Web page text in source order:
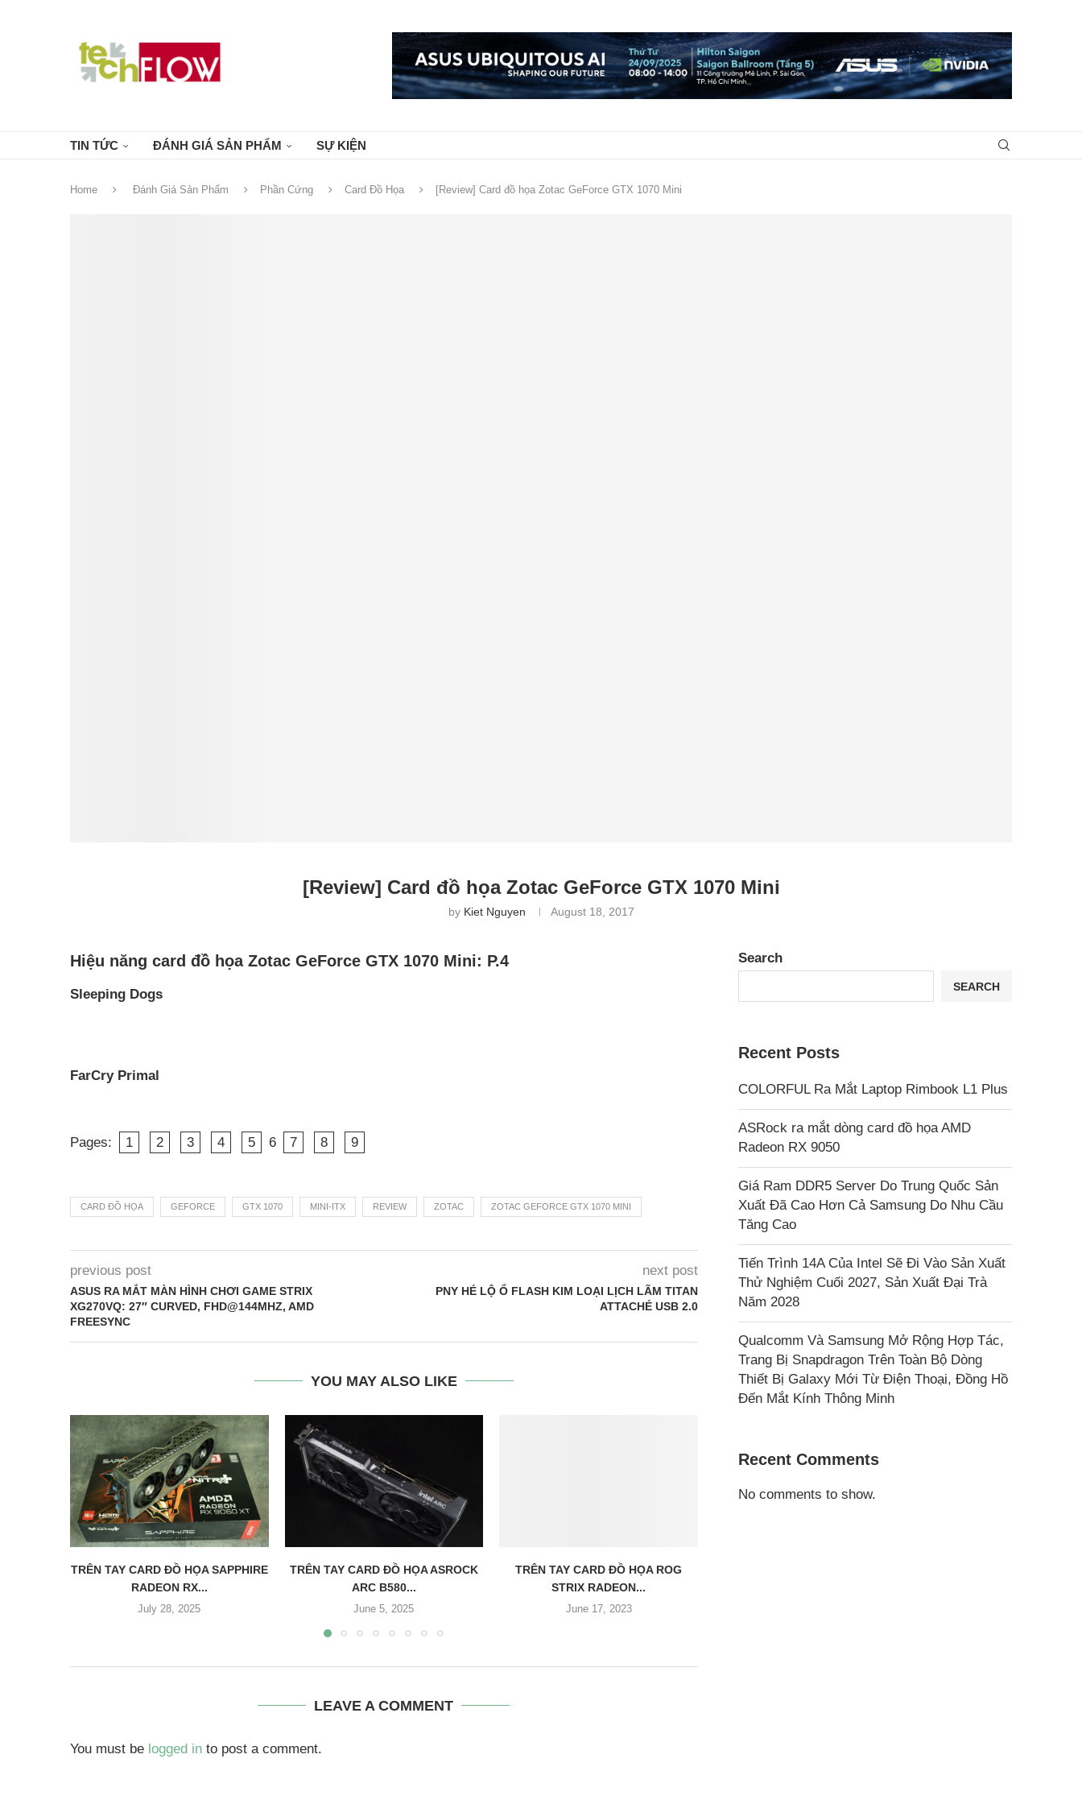
TIN TỨC ĐÁNH GIÁ SẢN PHẨM SỰ KIỆN
Home Đánh Giá Sản Phẩm Phần Cứng Card Đồ Họa [Review] Card đồ họa Zotac GeForce GTX 1070 Mini
[Review] Card đồ họa Zotac GeForce GTX 1070 Mini
by Kiet Nguyen August 18, 2017
Hiệu năng card đồ họa Zotac GeForce GTX 1070 Mini: P.4
Sleeping Dogs
FarCry Primal
Pages: 1 2 3 4 5 6 7 8 9
CARD ĐỒ HỌA GEFORCE GTX 1070 MINI-ITX REVIEW ZOTAC ZOTAC GEFORCE GTX 1070 MINI
previous post
ASUS RA MẮT MÀN HÌNH CHƠI GAME STRIX
XG270VQ: 27″ CURVED, FHD@144MHZ, AMD
FREESYNC
next post
PNY HÉ LỘ Ổ FLASH KIM LOẠI LỊCH LÃM TITAN
ATTACHÉ USB 2.0
YOU MAY ALSO LIKE
TRÊN TAY CARD ĐỒ HỌA SAPPHIRE
RADEON RX...
July 28, 2025
TRÊN TAY CARD ĐỒ HỌA ASROCK
ARC B580...
June 5, 2025
TRÊN TAY CARD ĐỒ HỌA ROG
STRIX RADEON...
June 17, 2023
LEAVE A COMMENT
You must be logged in to post a comment.
Search
SEARCH
Recent Posts
COLORFUL Ra Mắt Laptop Rimbook L1 Plus
ASRock ra mắt dòng card đồ họa AMD
Radeon RX 9050
Giá Ram DDR5 Server Do Trung Quốc Sản
Xuất Đã Cao Hơn Cả Samsung Do Nhu Cầu
Tăng Cao
Tiến Trình 14A Của Intel Sẽ Đi Vào Sản Xuất
Thử Nghiệm Cuối 2027, Sản Xuất Đại Trà
Năm 2028
Qualcomm Và Samsung Mở Rộng Hợp Tác,
Trang Bị Snapdragon Trên Toàn Bộ Dòng
Thiết Bị Galaxy Mới Từ Điện Thoại, Đồng Hồ
Đến Mắt Kính Thông Minh
Recent Comments
No comments to show.